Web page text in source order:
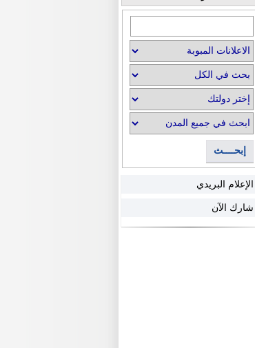
إبحــــث
الإعلام البريدي
شارك الآن